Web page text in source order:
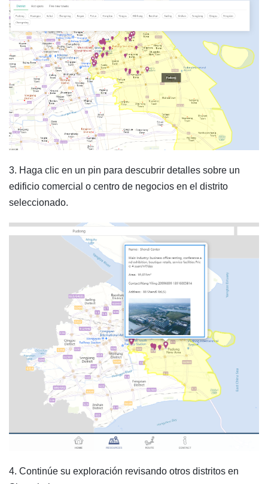
3. Haga clic en un pin para descubrir detalles sobre un
edificio comercial o centro de negocios en el distrito
seleccionado.
4. Continúe su exploración revisando otros distritos en